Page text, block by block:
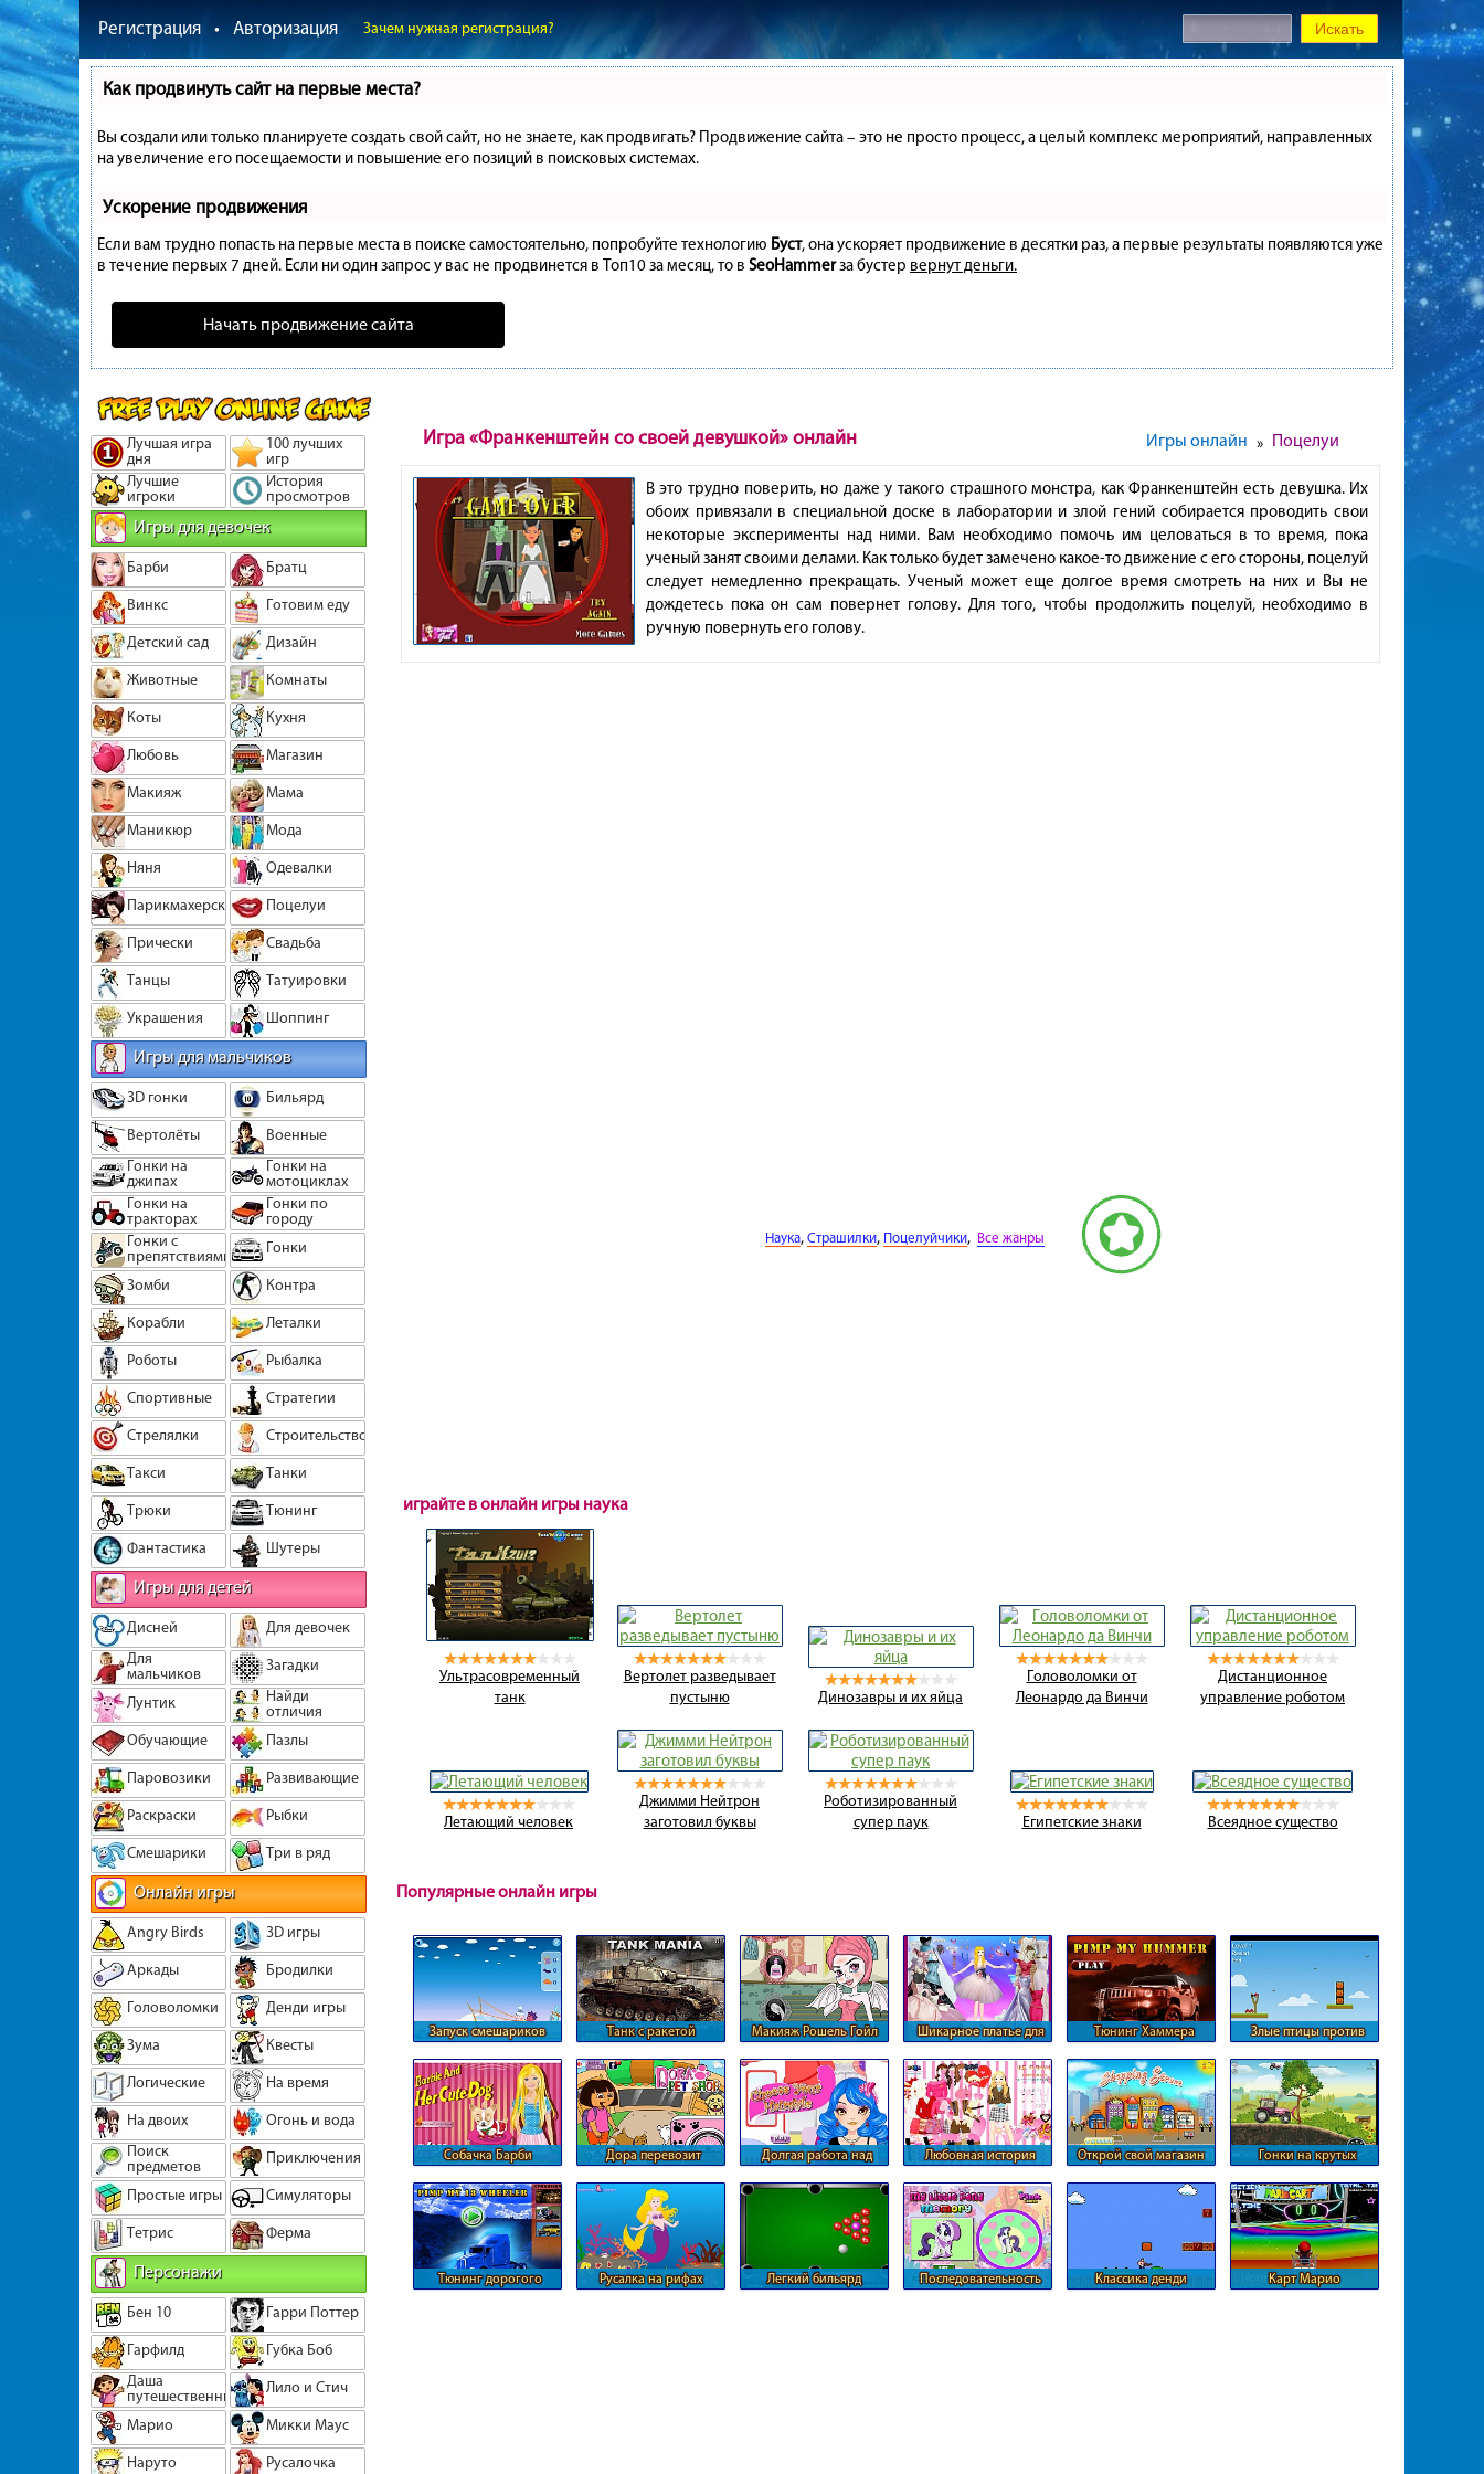
Регистрация • Авторизация Зачем нужная регистрация?
Как продвинуть сайт на первые места?
Вы создали или только планируете создать свой сайт, но не знаете, как продвигать? Продвижение сайта – это не просто процесс, а целый комплекс мероприятий, направленных
на увеличение его посещаемости и повышение его позиций в поисковых системах.
Ускорение продвижения
Если вам трудно попасть на первые места в поиске самостоятельно, попробуйте технологию Буст, она ускоряет продвижение в десятки раз, а первые результаты появляются уже
в течение первых 7 дней. Если ни один запрос у вас не продвинется в Топ10 за месяц, то в SeoHammerза бустер вернут деньги.
Начать продвижение сайта
Лучшая игра
дня
100 лучших
игр
Лучшие
игроки
История
просмотров
Игры для девочек
Барби
Братц
Винкс
Готовим еду
Детский сад
Дизайн
Животные
Комнаты
Коты
Кухня
Любовь
Магазин
Макияж
Мама
Маникюр
Мода
Няня
Одевалки
Парикмахерская
Поцелуи
Прически
Свадьба
Танцы
Татуировки
Украшения
Шоппинг
Игры для мальчиков
3D гонки
Бильярд
Вертолёты
Военные
Гонки на
джипах
Гонки на
мотоциклах
Гонки на
тракторах
Гонки по
городу
Гонки с
препятствиями
Гонки
Зомби
Контра
Корабли
Леталки
Роботы
Рыбалка
Спортивные
Стратегии
Стрелялки
Строительство
Такси
Танки
Трюки
Тюнинг
Фантастика
Шутеры
Игры для детей
Дисней
Для девочек
Для
мальчиков
Загадки
Лунтик
Найди
отличия
Обучающие
Пазлы
Паровозики
Развивающие
Раскраски
Рыбки
Смешарики
Три в ряд
Онлайн игры
Angry Birds
3D игры
Аркады
Бродилки
Головоломки
Денди игры
Зума
Квесты
Логические
На время
На двоих
Огонь и вода
Поиск
предметов
Приключения
Простые игры
Симуляторы
Тетрис
Ферма
Персонажи
Бен 10
Гарри Поттер
Гарфилд
Губка Боб
Даша
путешественница
Лило и Стич
Марио
Микки Маус
Наруто
Русалочка
Игра «Франкенштейн со своей девушкой» онлайн Игры онлайн » Поцелуи
В это трудно поверить, но даже у такого страшного монстра, как Франкенштейн есть девушка. Их
обоих привязали в специальной доске в лаборатории и злой гений собирается проводить свои
некоторые эксперименты над ними. Вам необходимо помочь им целоваться в то время, пока
ученый занят своими делами. Как только будет замечено какое-то движение с его стороны, поцелуй
следует немедленно прекращать. Ученый может еще долгое время смотреть на них и Вы не
дождетесь пока он сам повернет голову. Для того, чтобы продолжить поцелуй, необходимо в
ручную повернуть его голову.
Наука, Страшилки, Поцелуйчики, Все жанры
играйте в онлайн игры наука
Ультрасовременный
танк
Вертолет разведывает
пустыню
Динозавры и их яйца
Головоломки от
Леонардо да Винчи
Дистанционное
управление роботом
Летающий человек
Джимми Нейтрон
заготовил буквы
Роботизированный
супер паук
Египетские знаки Всеядное существо
Популярные онлайн игры
Запуск смешариков Танк с ракетой Макияж Рошель Гойл
Шикарное платье для
Тюнинг Хаммера
Злые птицы против
Собачка Барби
Дора перевозит
Долгая работа над
Любовная история
Открой свой магазин
Гонки на крутых
Тюнинг дорогого
Русалка на рифах Легкий бильярд
Последовательность
Классика денди Карт Марио